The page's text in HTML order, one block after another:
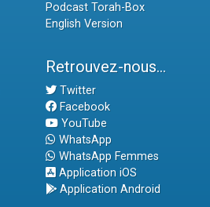
Podcast Torah-Box
English Version
Retrouvez-nous...
Twitter
Facebook
YouTube
WhatsApp
WhatsApp Femmes
Application iOS
Application Android